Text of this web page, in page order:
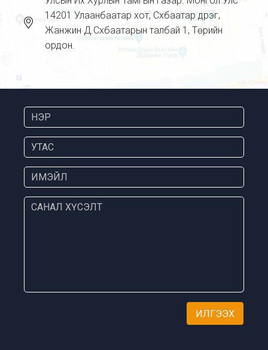
14201 Улаанбаатар хот, Сүхбаатар дүүрэг,
Жанжин Д.Сүхбаатарын талбай 1, Төрийн
ордон.
ИЛГЭЭХ